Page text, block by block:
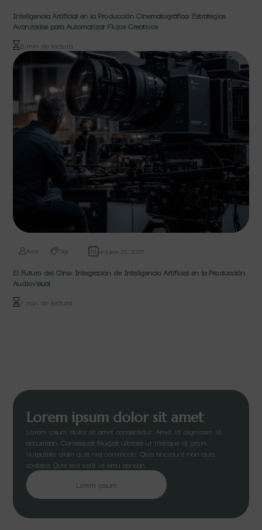
Inteligencia Artificial en la Producción Cinematográfica: Estrategias
Avanzadas para Automatizar Flujos Creativos
8 min de lectura
Autor Tags octubre 25, 2025
El Futuro del Cine: Integración de Inteligencia Artificial en la Producción
Audiovisual
7 min de lectura
Lorem ipsum dolor sit amet
Lorem ipsum dolor sit amet consectetur. Amet id dignissim id
accumsan. Consequat feugiat ultrices ut tristique et proin.
Vulputate diam quis nisl commodo. Quis tincidunt non quis
sodales. Quis sed velit id arcu aenean.
Lorem ipsum